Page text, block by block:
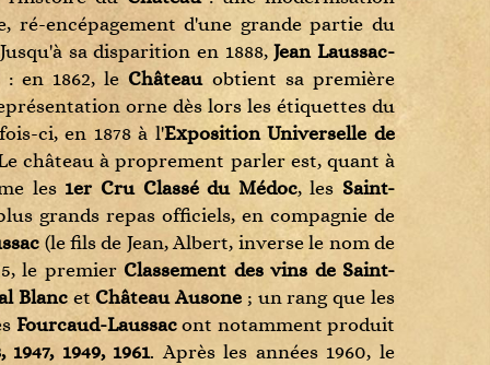
ré-encépagement d'une grande partie du
sa disparition en 1888,Jean Laussac-
: en 1862, leChâteauobtient sa première
orne dès lors les étiquettes du
ci, en 1878 à l'Exposition Universelle de
château à proprement parler est, quant à
les 1er Cru Classé du Médoc, les Saint-
grands repas officiels, en compagnie de
(le fils de Jean, Albert, inverse le nom de
le premier Classement des vins de Saint-
BlancetChâteau Ausone ; un rang que les
Fourcaud-Laussacont notamment produit
1947, 1949, 1961. Après les années 1960, le